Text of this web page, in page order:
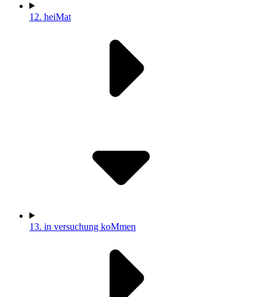
12. heiMat
13. in versuchung koMmen